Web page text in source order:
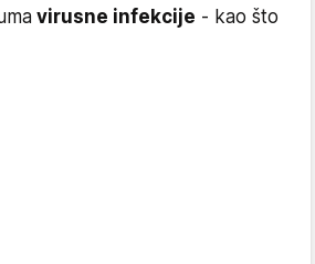
virusne infekcije - kao što